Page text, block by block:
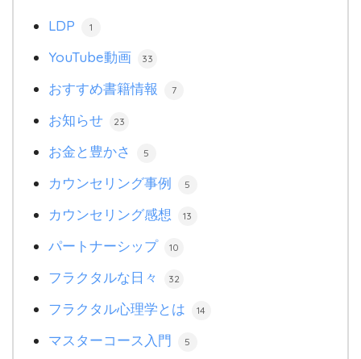
LDP 1
YouTube動画 33
おすすめ書籍情報 7
お知らせ 23
お金と豊かさ 5
カウンセリング事例 5
カウンセリング感想 13
パートナーシップ 10
フラクタルな日々 32
フラクタル心理学とは 14
マスターコース入門 5